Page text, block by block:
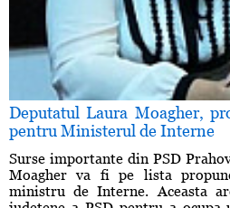
Deputatul Laura Moagher,
pentru Ministerul de Interne
Surse importante din PSD
Moagher va fi pe lista
ministru de Interne. Aceasta